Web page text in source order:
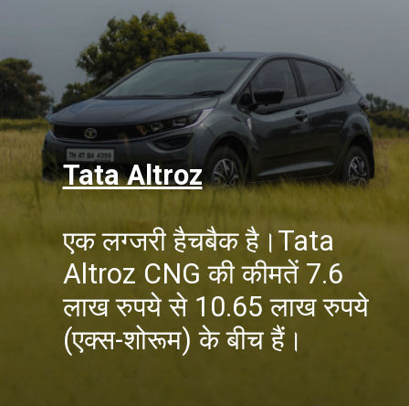
Tata Altroz
एक लग्जरी हैचबैक है।Tata
Altroz CNG की कीमतें 7.6
लाख रुपये से 10.65 लाख रुपये
(एक्स-शोरूम) के बीच हैं।